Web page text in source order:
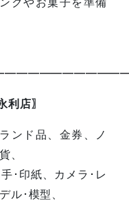
利店〗
ンド品、金券、ノ
、
･印紙、カメラ･レ
ル･模型、